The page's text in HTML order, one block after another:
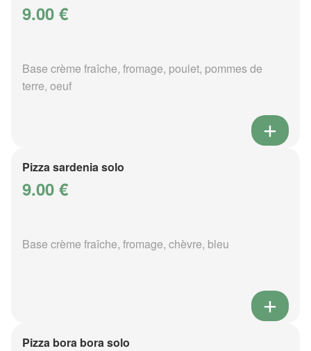
9.00 €
Base crème fraîche, fromage, poulet, pommes de
terre, oeuf
Pizza sardenia solo
9.00 €
Base crème fraîche, fromage, chèvre, bleu
Pizza bora bora solo